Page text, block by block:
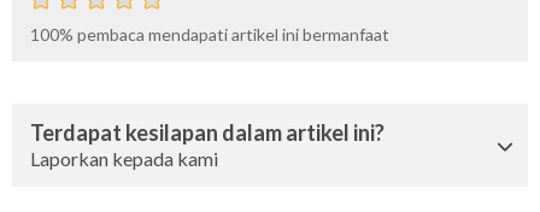
100% pembaca mendapati artikel ini bermanfaat
Terdapat kesilapan dalam artikel ini?
Laporkan kepada kami